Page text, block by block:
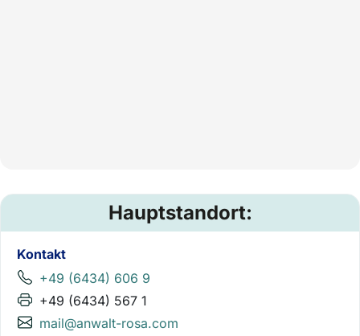
Hauptstandort:
Kontakt
+49 (6434) 606 9
+49 (6434) 567 1
mail@anwalt-rosa.com